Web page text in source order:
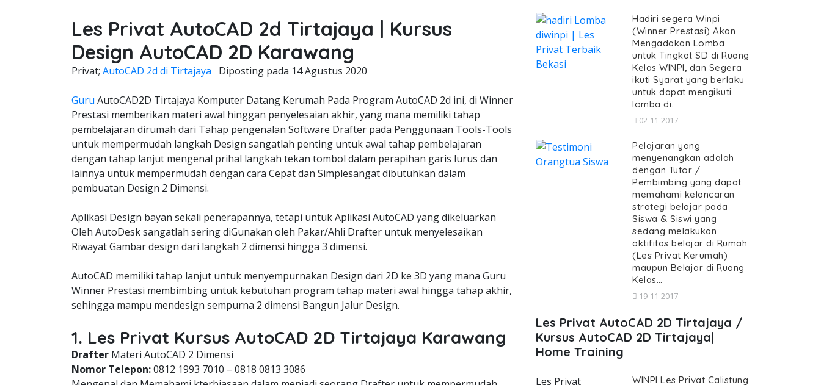
Les Privat AutoCAD 2d Tirtajaya | Kursus
Design AutoCAD 2D Karawang
Privat; AutoCAD 2d di Tirtajaya Diposting pada 14 Agustus 2020
Guru AutoCAD2D Tirtajaya Komputer Datang Kerumah Pada Program AutoCAD 2d ini, di Winner
Prestasi memberikan materi awal hinggan penyelesaian akhir, yang mana memiliki tahap
pembelajaran dirumah dari Tahap pengenalan Software Drafter pada Penggunaan Tools-Tools
untuk mempermudah langkah Design sangatlah penting untuk awal tahap pembelajaran
dengan tahap lanjut mengenal prihal langkah tekan tombol dalam perapihan garis lurus dan
lainnya untuk mempermudah dengan cara Cepat dan Simplesangat dibutuhkan dalam
pembuatan Design 2 Dimensi.
Aplikasi Design bayan sekali penerapannya, tetapi untuk Aplikasi AutoCAD yang dikeluarkan
Oleh AutoDesk sangatlah sering diGunakan oleh Pakar/Ahli Drafter untuk menyelesaikan
Riwayat Gambar design dari langkah 2 dimensi hingga 3 dimensi.
AutoCAD memiliki tahap lanjut untuk menyempurnakan Design dari 2D ke 3D yang mana Guru
Winner Prestasi membimbing untuk kebutuhan program tahap materi awal hingga tahap akhir,
sehingga mampu mendesign sempurna 2 dimensi Bangun Jalur Design.
1. Les Privat Kursus AutoCAD 2D Tirtajaya Karawang
Drafter Materi AutoCAD 2 Dimensi
Nomor Telepon:0812 1993 7010 – 0818 0813 3086
Hadiri segera Winpi
(Winner Prestasi) Akan
Mengadakan Lomba
untuk Tingkat SD di Ruang
Kelas WINPI, dan Segera
ikuti Syarat yang berlaku
untuk dapat mengikuti
lomba di…
02-11-2017
Pelajaran yang
menyenangkan adalah
dengan Tutor /
Pembimbing yang dapat
memahami kelancaran
strategi belajar pada
Siswa & Siswi yang
sedang melakukan
aktifitas belajar di Rumah
(Les Privat Kerumah)
maupun Belajar di Ruang
Kelas…
19-11-2017
Les Privat AutoCAD 2D Tirtajaya /
Kursus AutoCAD 2D Tirtajaya|
Home Training
Les Privat
WINPI Les Privat Calistung